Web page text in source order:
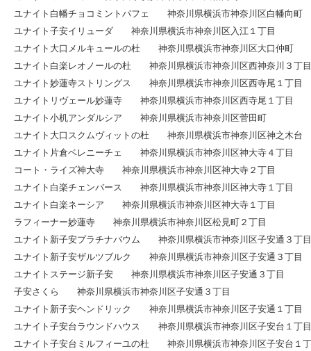
ユナイト白幡チョコミントパフェ 神奈川県横浜市神奈川区白幡向町
ユナイト子安イリューダ 神奈川県横浜市神奈川区入江１丁目
ユナイト大口メルキュールの杜 神奈川県横浜市神奈川区大口仲町
ユナイト白楽レオノールの杜 神奈川県横浜市神奈川区西神奈川３丁目
ユナイト妙蓮寺ストリングス 神奈川県横浜市神奈川区西寺尾１丁目
ユナイトリヴェール妙蓮寺 神奈川県横浜市神奈川区西寺尾１丁目
ユナイト小机アンダルシア 神奈川県横浜市神奈川区菅田町
ユナイト大口スクムヴィットの杜 神奈川県横浜市神奈川区神之木台
ユナイト片倉ベレニーチェ 神奈川県横浜市神奈川区神大寺４丁目
コート・ライズ神大寺 神奈川県横浜市神奈川区神大寺２丁目
ユナイト白楽チェンバース 神奈川県横浜市神奈川区神大寺１丁目
ユナイト白楽ネーシア 神奈川県横浜市神奈川区神大寺１丁目
ラフィーナー妙蓮寺 神奈川県横浜市神奈川区松見町２丁目
ユナイト新子安プラチナバウム 神奈川県横浜市神奈川区子安通３丁目
ユナイト新子安ザルツブルク 神奈川県横浜市神奈川区子安通３丁目
ユナイトステージ新子安 神奈川県横浜市神奈川区子安通３丁目
子安さくら 神奈川県横浜市神奈川区子安通３丁目
ユナイト新子安ヘンドリック 神奈川県横浜市神奈川区子安通１丁目
ユナイト子安台ラウンドハウス 神奈川県横浜市神奈川区子安台１丁目
ユナイト子安台ミルフィーユの杜 神奈川県横浜市神奈川区子安台１